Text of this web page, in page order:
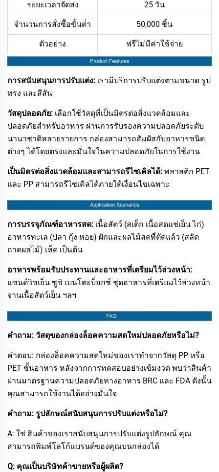
ระยะเวลาจัดส่ง 25 วัน
จํานวนการสั่งซื้อขั้นต่ํา 50,000 ชิ้น
ตัวอย่าง ฟรีไม่มีค่าใช้จ่าย
การสนับสนุนการปรับแต่ง: เรามีบริการปรับแต่งตามขนาด รูป
ทรง และสีสัน
วัสดุปลอดภัย: เลือกใช้วัสดุที่เป็นมิตรต่อสิ่งแวดล้อมและ
ปลอดภัยสำหรับอาหาร ผ่านการรับรองความปลอดภัยระดับ
นานาชาติหลายรายการ กล่องสามารถสัมผัสกับอาหารชนิด
ต่างๆ ได้โดยตรงและมั่นใจในความปลอดภัยในการใช้งาน
เป็นมิตรต่อสิ่งแวดล้อมและสามารถรีไซเคิลได้: พลาสติก PET
และ PP สามารถรีไซเคิลได้ภายใต้เงื่อนไขเฉพาะ
การบรรจุภัณฑ์อาหารสด: เนื้อสัตว์ (สเต็ก เนื้อสดแช่เย็น ไก่)
อาหารทะเล (ปลา กุ้ง หอย) ผักและผลไม้สดที่ตัดแล้ว (สลัด
ถาดผลไม้) เห็ด เป็นต้น
อาหารพร้อมรับประทานและอาหารที่เตรียมไว้ล่วงหน้า:
แซนด์วิชเย็น ซูชิ เบนโตะบ็อกซ์ ชุดอาหารที่เตรียมไว้ล่วงหน้า
จานเนื้อสัตว์เย็น ฯลฯ
คำถาม: วัสดุของกล่องล็อคความสดใหม่ปลอดภัยหรือไม่?​
คำตอบ: กล่องล็อคความสดใหม่ของเราทำจากวัสดุ PP หรือ
PET ชั้นอาหาร หลังจากการทดสอบอย่างเข้มงวด พบว่าสินค้า
ผ่านมาตรฐานความปลอดภัยทางอาหาร BRC และ FDA ดังนั้น
คุณสามารถใช้งานได้อย่างมั่นใจ​
คำถาม: รูปลักษณ์สนับสนุนการปรับแต่งหรือไม่?
A: ใช่ สินค้าของเราสนับสนุนการปรับแต่งรูปลักษณ์ คุณ
สามารถพิมพ์โลโก้แบรนด์ของคุณบนกล่องได้
Q: คุณเป็นบริษัทค้าขายหรือผู้ผลิต?